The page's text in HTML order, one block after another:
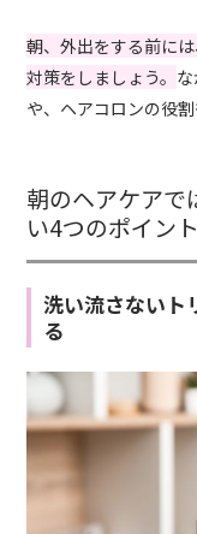
朝、外出をする前に
対策をしましょう。
や、ヘアコロンの役
朝のヘアケアで
い4つのポイン
洗い流さないト
る